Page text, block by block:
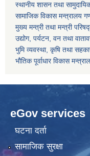
स्थानीय शासन तथा
सामाजिक विकास मन्त्रालय
मुख्य मन्त्री तथा मन्त्री
उद्योग, पर्यटन, वन तथा
भुमि व्यवस्था, कृषि तथा
भौतिक पूर्वाधार विकास
eGov services
घटना दर्ता
सामाजिक सुरक्षा